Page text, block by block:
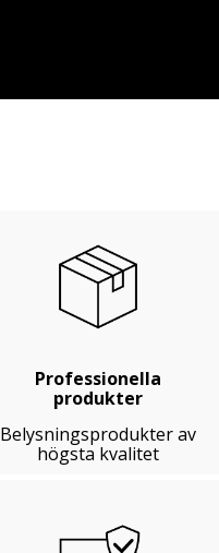
Professionella
produkter
Belysningsprodukter av
högsta kvalitet